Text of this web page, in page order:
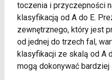
toczenia i przyczepności
klasyfikacją od A do E.
zewnętrznego, który jest
od jednej do trzech fal,
klasyfikacji ze skalą od A
mogą dokonywać